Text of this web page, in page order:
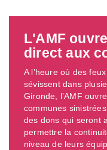
L'AMF
direct aux
A l’heure où des
sévissent dans
Gironde, l’AMF
communes
des dons qui seront
permettre la
niveau de leurs